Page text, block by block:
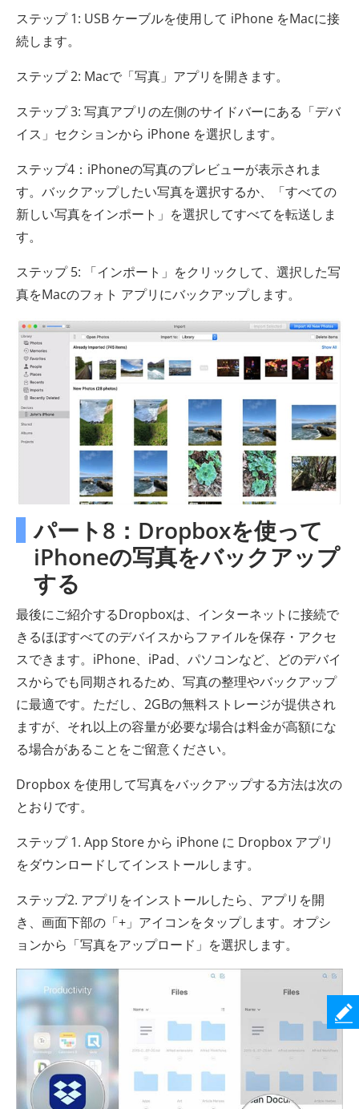
ステップ 1: USB ケーブルを使用して iPhone をMacに接
続します。
ステップ 2: Macで「写真」アプリを開きます。
ステップ 3: 写真アプリの左側のサイドバーにある「デバ
イス」セクションから iPhone を選択します。
ステップ4：iPhoneの写真のプレビューが表示されま
す。バックアップしたい写真を選択するか、「すべての
新しい写真をインポート」を選択してすべてを転送しま
す。
ステップ 5: 「インポート」をクリックして、選択した写
真をMacのフォト アプリにバックアップします。
パート8：Dropboxを使って
iPhoneの写真をバックアップ
する
最後にご紹介するDropboxは、インターネットに接続で
きるほぼすべてのデバイスからファイルを保存・アクセ
スできます。iPhone、iPad、パソコンなど、どのデバイ
スからでも同期されるため、写真の整理やバックアップ
に最適です。ただし、2GBの無料ストレージが提供され
ますが、それ以上の容量が必要な場合は料金が高額にな
る場合があることをご留意ください。
Dropbox を使用して写真をバックアップする方法は次の
とおりです。
ステップ 1. App Store から iPhone に Dropbox アプリ
をダウンロードしてインストールします。
ステップ2. アプリをインストールしたら、アプリを開
き、画面下部の「+」アイコンをタップします。オプシ
ョンから「写真をアップロード」を選択します。